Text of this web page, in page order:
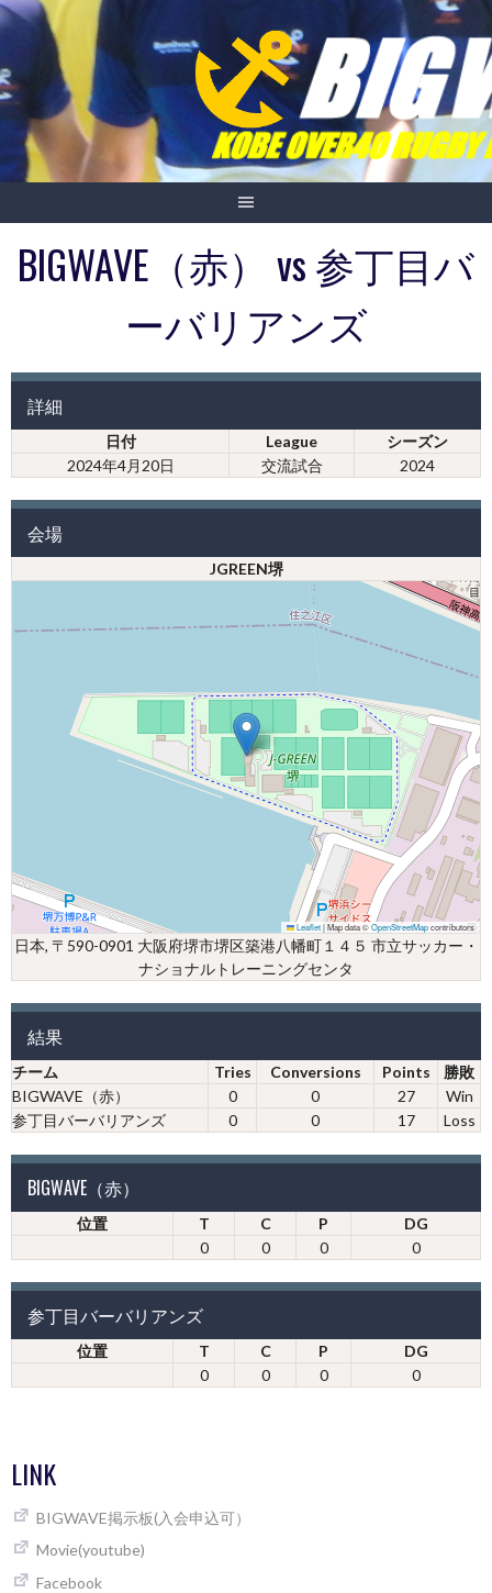
Skip
content
BIGWAVE（赤） vs 参丁目バ
ーバリアンズ
詳細
日付 League
シーズン
2024年4月20日
交流試合 2024
会場
JGREEN堺
Leaflet|Map data ©OpenStreetMapcontributors
日本, 〒590-0901 大阪府堺市堺区築港八幡町１４５ 市立サッカー・
ナショナルトレーニングセンタ
結果
チーム Tries Conversions Points
勝敗
BIGWAVE（赤）
0 0 27
Win
参丁目バーバリアンズ
0 0 17 Loss
BIGWAVE（赤）
位置 T C P
DG
0
0 0 0
参丁目バーバリアンズ
位置 T C P
DG
0
0 0 0
LINK
BIGWAVE掲示板(入会申込可）
Movie(youtube)
Facebook